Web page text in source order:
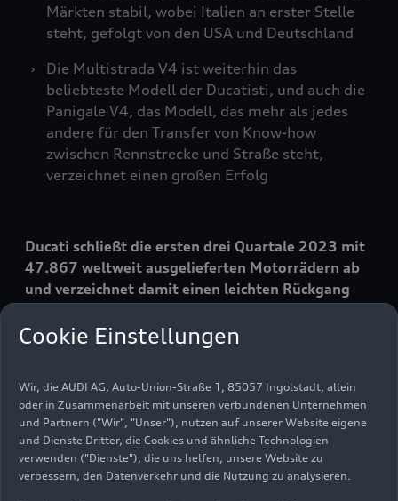
Märkten stabil, wobei Italien an erster Stelle
steht, gefolgt von den USA und Deutschland
Die Multistrada V4 ist weiterhin das
beliebteste Modell der Ducatisti, und auch die
Panigale V4, das Modell, das mehr als jedes
andere für den Transfer von Know-how
zwischen Rennstrecke und Straße steht,
verzeichnet einen großen Erfolg
Ducati schließt die ersten drei Quartale 2023 mit
47.867 weltweit ausgelieferten Motorrädern ab
und verzeichnet damit einen leichten Rückgang
(49.858).
Die Auslieferungen des Motorradherstellers aus
Bologna sind in denwichtigsten Märktenstabil
geblieben. Sie verzeichnen ein Wachstum von 2%
in Italien(8.474 Motorräder)
und 2% in den USA
(6.704 Motorräder).Deutschland, der
Cookie Einstellungen
Wir, die AUDI AG, Auto-Union-Straße 1, 85057 Ingolstadt, allein
oder in Zusammenarbeit mit unseren verbundenen Unternehmen
und Partnern ("Wir", "Unser"), nutzen auf unserer Website eigene
und Dienste Dritter, die Cookies und ähnliche Technologien
verwenden ("Dienste"), die uns helfen, unsere Website zu
verbessern, den Datenverkehr und die Nutzung zu analysieren.